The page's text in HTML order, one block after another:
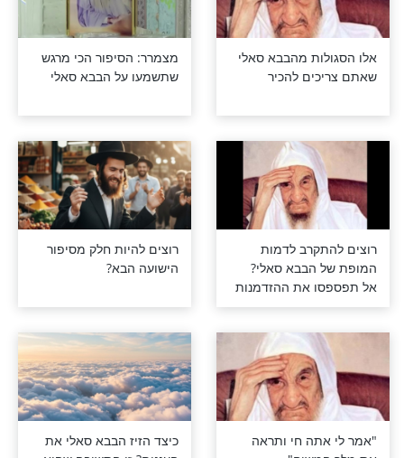
מהבבא סאלי
להכיר
מצמרר: הסיפור הכי מרגש
שתשמעו על הבבא סאלי
לדמות
הבבא סאלי?
את ההזדמנות
רוצים להיות חלק מסיפור
הישועה הבא?